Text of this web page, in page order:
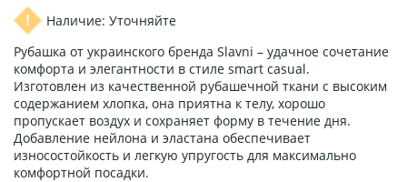
Наличие: Уточняйте
Рубашка от украинского бренда Slavni – удачное сочетание
комфорта и элегантности в стиле smart casual.
Изготовлен из качественной рубашечной ткани с высоким
содержанием хлопка, она приятна к телу, хорошо
пропускает воздух и сохраняет форму в течение дня.
Добавление нейлона и эластана обеспечивает
износостойкость и легкую упругость для максимально
комфортной посадки.